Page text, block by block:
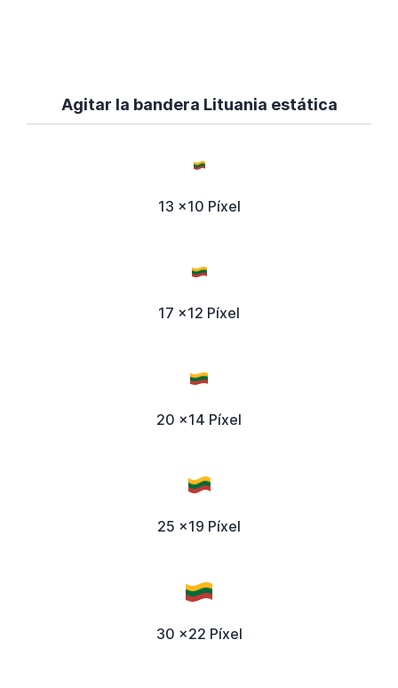
Agitar la bandera Lituania estática
13 x10 Píxel
17 x12 Píxel
20 x14 Píxel
25 x19 Píxel
30 x22 Píxel